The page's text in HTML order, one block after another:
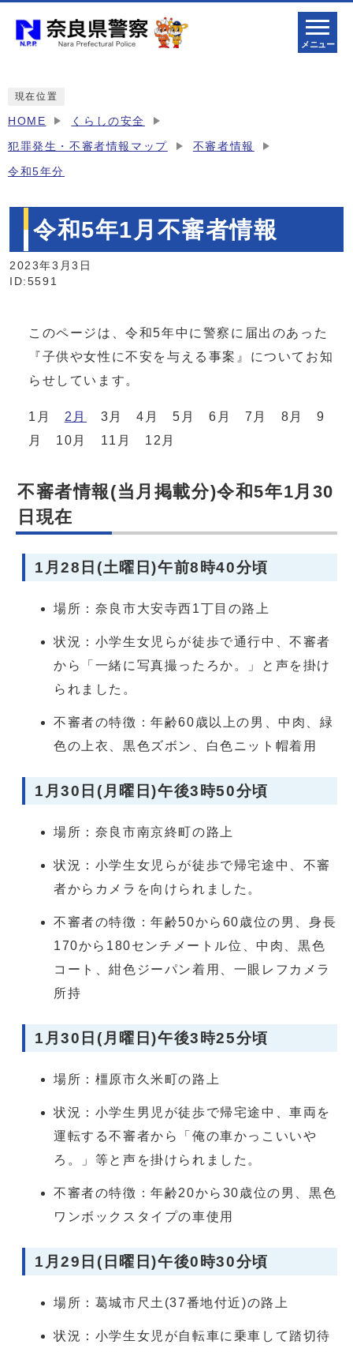
メニュー
現在位置
HOME くらしの安全
犯罪発生・不審者情報マップ 不審者情報
令和5年分
令和5年1月不審者情報
2023年3月3日
ID:5591
このページは、令和5年中に警察に届出のあった
『子供や女性に不安を与える事案』についてお知
らせしています。
1月 2月
3月 4月 5月 6月 7月 8月 9
月 10月 11月 12月
不審者情報(当月掲載分)令和5年1月30
日現在
1月28日(土曜日)午前8時40分頃
場所：奈良市大安寺西1丁目の路上
状況：小学生女児らが徒歩で通行中、不審者
から「一緒に写真撮ったろか。」と声を掛け
られました。
不審者の特徴：年齢60歳以上の男、中肉、緑
色の上衣、黒色ズボン、白色ニット帽着用
1月30日(月曜日)午後3時50分頃
場所：奈良市南京終町の路上
状況：小学生女児らが徒歩で帰宅途中、不審
者からカメラを向けられました。
不審者の特徴：年齢50から60歳位の男、身長
170から180センチメートル位、中肉、黒色
コート、紺色ジーパン着用、一眼レフカメラ
所持
1月30日(月曜日)午後3時25分頃
場所：橿原市久米町の路上
状況：小学生男児が徒歩で帰宅途中、車両を
運転する不審者から「俺の車かっこいいや
ろ。」等と声を掛けられました。
不審者の特徴：年齢20から30歳位の男、黒色
ワンボックスタイプの車使用
1月29日(日曜日)午後0時30分頃
場所：葛城市尺土(37番地付近)の路上
状況：小学生女児が自転車に乗車して踏切待